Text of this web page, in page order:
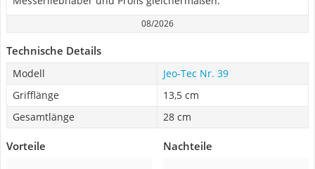
08/2026
Technische Details
Modell
Jeo-Tec Nr. 39
Grifflänge
13,5 cm
Gesamtlänge
28 cm
Vorteile Nachteile